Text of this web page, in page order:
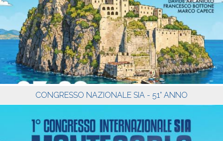
CONGRESSO NAZIONALE SIA - 51° ANNO